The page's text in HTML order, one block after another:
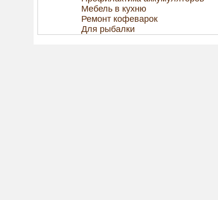
Мебель в кухню
Ремонт кофеварок
Для рыбалки